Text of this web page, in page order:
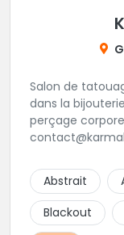
Salon de
dans la
perçage
Abstrait
Blackout